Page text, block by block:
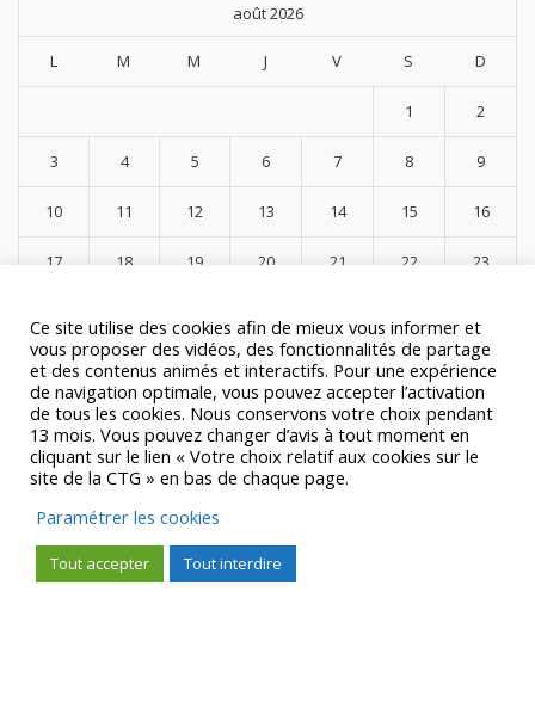
août 2026
L M M J V S D
1 2
3 4 5 6 7 8 9
10 11 12 13 14 15 16
17 18 19 20 21 22 23
31
« Juil
Categories
Ce site utilise des cookies afin de mieux vous informer et
vous proposer des vidéos, des fonctionnalités de partage
et des contenus animés et interactifs. Pour une expérience
de navigation optimale, vous pouvez accepter l’activation
de tous les cookies. Nous conservons votre choix pendant
13 mois. Vous pouvez changer d’avis à tout moment en
cliquant sur le lien « Votre choix relatif aux cookies sur le
site de la CTG » en bas de chaque page.
Paramétrer les cookies
Tout accepter Tout interdire